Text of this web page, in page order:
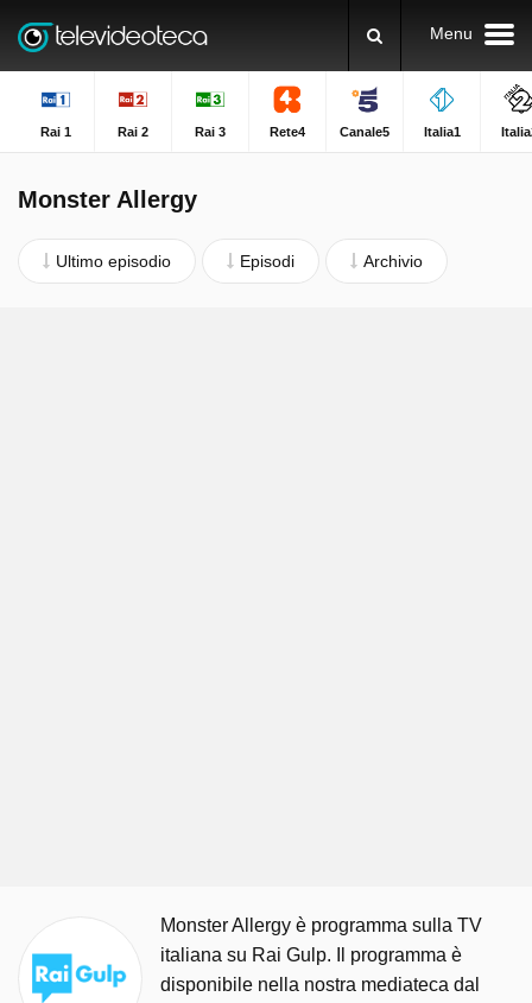
Menu
Rai 1 Rai 2 Rai 3 Rete4 Canale5 Italia1
Monster Allergy
Ultimo episodio Episodi Archivio
Monster Allergy è programma sulla TV
italiana su Rai Gulp. Il programma è
disponibile nella nostra mediateca dal